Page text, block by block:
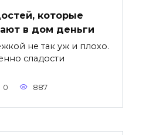
которые
в дом деньги
не так уж и плохо.
сладости
0 887